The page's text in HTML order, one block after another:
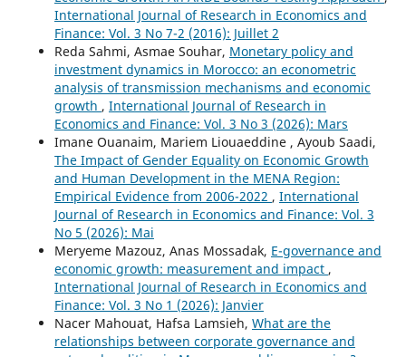
International Journal of Research in Economics and
Finance: Vol. 3 No 7-2 (2016): Juillet 2
Reda Sahmi, Asmae Souhar, Monetary policy and
investment dynamics in Morocco: an econometric
analysis of transmission mechanisms and economic
growth , International Journal of Research in
Economics and Finance: Vol. 3 No 3 (2026): Mars
Imane Ouanaim, Mariem Liouaeddine , Ayoub Saadi,
The Impact of Gender Equality on Economic Growth
and Human Development in the MENA Region:
Empirical Evidence from 2006-2022 , International
Journal of Research in Economics and Finance: Vol. 3
No 5 (2026): Mai
Meryeme Mazouz, Anas Mossadak, E-governance and
economic growth: measurement and impact ,
International Journal of Research in Economics and
Finance: Vol. 3 No 1 (2026): Janvier
Nacer Mahouat, Hafsa Lamsieh, What are the
relationships between corporate governance and